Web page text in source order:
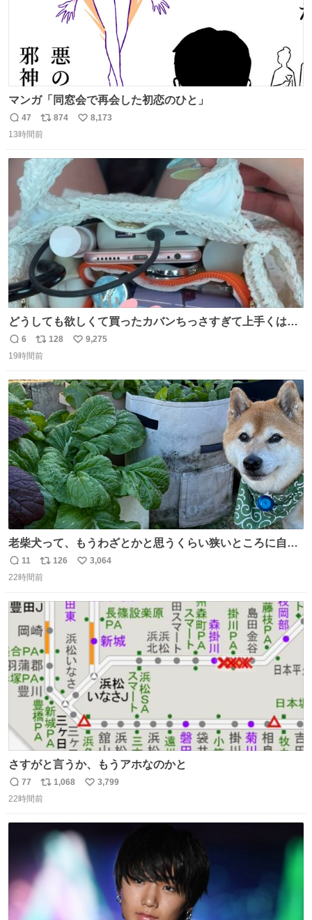
マンガ「同窓会で再会した初恋のひと」
返
信
47
リ
ポ
ト
数
874
い
8,173
13時間前
どうしても欲しくて買ったカバンちっさすぎて上手くはめ
ないと荷物入らん。女のカバンってなんでこんなちっさい
の
返
信
6
リ
ポ
ト
数
128
い
数
9,275
19時間前
老柴犬って、もうわざとかと思うくらい狭いところに自ら
はまりにいくじゃないですか？ 今朝ガーデニングしてる飼
い主の間にはまってきて、最高に可愛かった♥️
返
信
11
リ
ポ
ト
数
126
い
3,064
22時間前
さすがと言うか、もうアホなのかと
返
信
77
リ
ポ
ト
数
1,068
い
3,799
22時間前